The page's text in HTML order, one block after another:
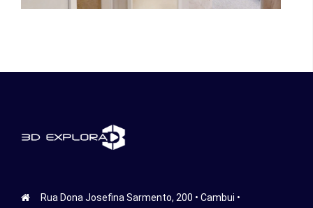
Rua Dona Josefina Sarmento, 200 • Cambui •